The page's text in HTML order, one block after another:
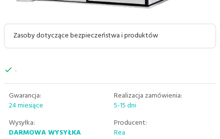
Zasoby dotyczące bezpieczeństwa i produktów
.
Gwarancja:
24 miesiące
Realizacja zamówienia:
5-15 dni
Wysyłka:
DARMOWA WYSYŁKA
Producent:
Rea